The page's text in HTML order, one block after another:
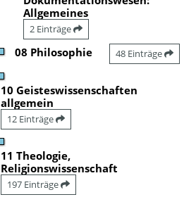
Allgemeines
2 Einträge
08 Philosophie 48 Einträge
10 Geisteswissenschaften
allgemein
12 Einträge
11 Theologie,
Religionswissenschaft
197 Einträge